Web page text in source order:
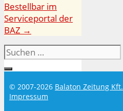
Bestellbar im
Serviceportal der
BAZ →
Suchen
nach:
© 2007-2026 Balaton Zeitung Kft.
Impressum